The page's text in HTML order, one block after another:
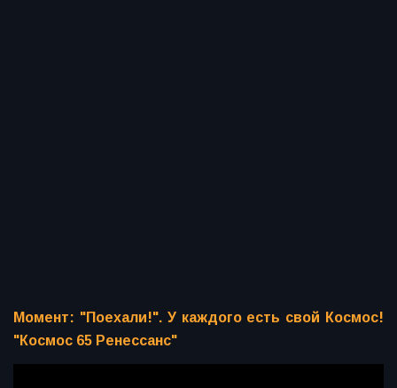
Момент: "Поехали!". У каждого есть свой Космос!
"Космос 65 Ренессанс"